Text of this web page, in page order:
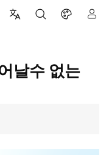
날수 없는